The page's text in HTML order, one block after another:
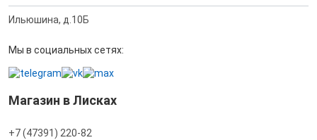
Ильюшина, д.10Б
Мы в социальных сетях:
Магазин в Лисках
+7 (47391) 220-82